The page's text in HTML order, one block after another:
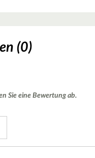
(0)
Sie eine Bewertung ab.